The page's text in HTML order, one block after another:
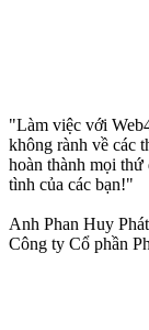
"Làm việc với
không rành về các
hoàn thành mọi thứ
tình của các bạn!"
Anh Phan Huy Phát
Công ty Cổ phần